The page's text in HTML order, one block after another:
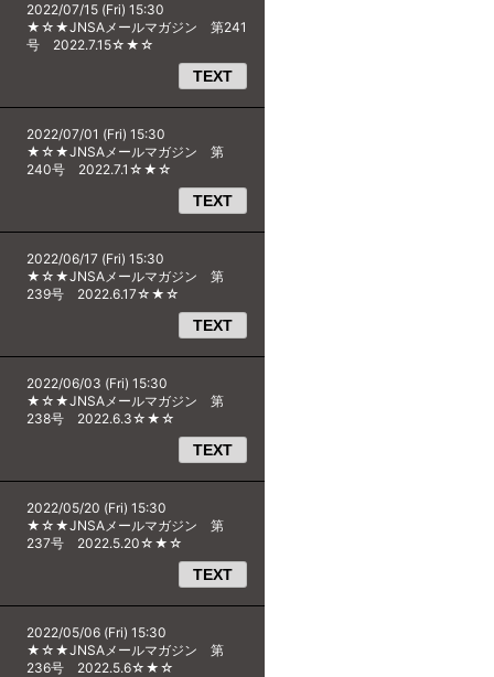
2022/07/15 (Fri) 15:30
★☆★JNSAメールマガジン 第241
号 2022.7.15☆★☆
TEXT
2022/07/01 (Fri) 15:30
★☆★JNSAメールマガジン 第
240号 2022.7.1☆★☆
TEXT
2022/06/17 (Fri) 15:30
★☆★JNSAメールマガジン 第
239号 2022.6.17☆★☆
TEXT
2022/06/03 (Fri) 15:30
★☆★JNSAメールマガジン 第
238号 2022.6.3☆★☆
TEXT
2022/05/20 (Fri) 15:30
★☆★JNSAメールマガジン 第
237号 2022.5.20☆★☆
TEXT
2022/05/06 (Fri) 15:30
★☆★JNSAメールマガジン 第
236号 2022.5.6☆★☆